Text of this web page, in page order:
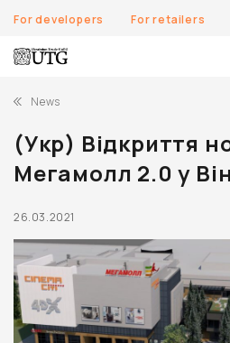
For developers For retailers
News
(Укр) Відкриття
Мегамолл 2.0 у
26.03.2021